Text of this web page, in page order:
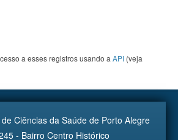
a esses registros usando a API (veja
Ciências da Saúde de Porto Alegre
- Bairro Centro Histórico